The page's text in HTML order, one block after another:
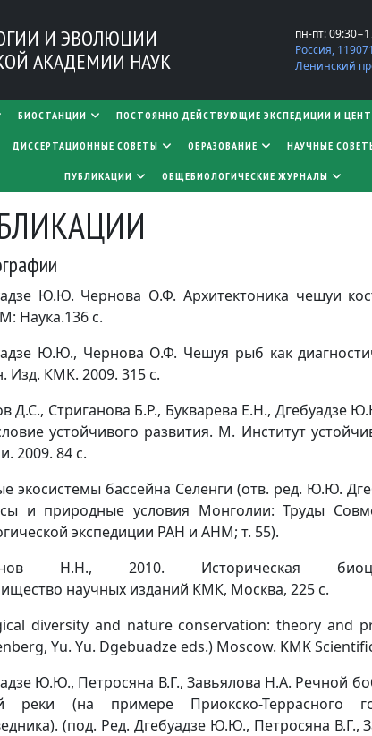
И ЭВОЛЮЦИИ
АКАДЕМИИ НАУК
пн-пт:
Россия,
Ленинский
БИОСТАНЦИИ ПОСТОЯННО ДЕЙСТВУЮЩИЕ ЭКСПЕДИЦИИ И
​​​​​​​ДИССЕРТАЦИОННЫЕ СОВЕТЫ ОБРАЗОВАНИЕ НАУЧНЫЕ
ПУБЛИКАЦИИ ОБЩЕБИОЛОГИЧЕСКИЕ ЖУРНАЛЫ
Ю.Ю. Чернова О.Ф. Архитектоника чешуи
Наука.136 с.
Ю.Ю., Чернова О.Ф. Чешуя рыб как
Изд. КМК. 2009. 315 с.
Д.С., Стриганова Б.Р., Букварева Е.Н., Дгебуадзе
устойчивого развития. М. Институт
2009. 84 с.
экосистемы бассейна Селенги (отв. ред. Ю.Ю.
и природные условия Монголии: Труды
экспедиции РАН и АНМ; т. 55).
Н.Н., 2010. Историческая
научных изданий КМК, Москва, 225 с.
diversity and nature conservation: theory and
Yu. Yu. Dgebuadze eds.) Moscow. KMK
Ю.Ю., Петросяна В.Г., Завьялова Н.А. Речной
реки (на примере Приокско-Террасного
(под. Ред. Дгебуадзе Ю.Ю., Петросяна В.Г.,